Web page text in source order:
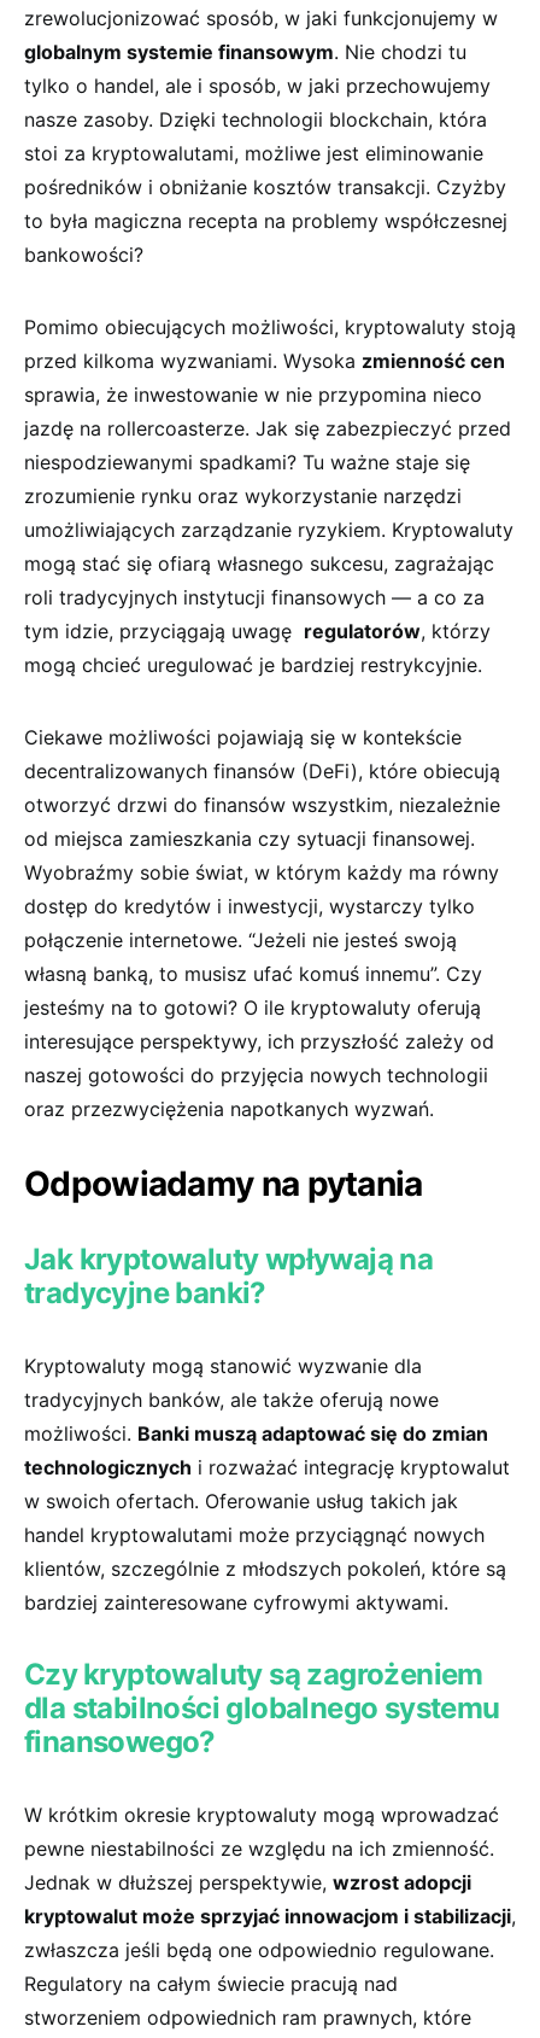
zrewolucjonizować sposób, w jaki funkcjonujemy w
globalnym systemie finansowym. Nie chodzi tu
tylko‌ o handel, ale i sposób, w jaki przechowujemy
nasze ⁤zasoby. Dzięki technologii ​blockchain, która
stoi za kryptowalutami, możliwe jest eliminowanie
pośredników i obniżanie kosztów transakcji.‌ Czyżby
to była magiczna recepta na problemy współczesnej
bankowości?
Pomimo obiecujących możliwości, kryptowaluty stoją
przed kilkoma wyzwaniami. Wysoka zmienność cen
sprawia, że​ inwestowanie w nie przypomina nieco⁤
jazdę na rollercoasterze. Jak się zabezpieczyć przed
niespodziewanymi spadkami? Tu ważne staje się
zrozumienie rynku oraz wykorzystanie narzędzi
umożliwiających zarządzanie ryzykiem. Kryptowaluty
​mogą ‍stać się ofiarą własnego sukcesu, zagrażając
roli tradycyjnych instytucji finansowych — a co za
tym idzie, przyciągają uwagę ⁤ regulatorów, ⁣którzy
mogą chcieć uregulować ⁣je bardziej restrykcyjnie.
Ciekawe możliwości pojawiają się w kontekście
decentralizowanych finansów (DeFi), które obiecują
otworzyć drzwi ‌do finansów wszystkim, niezależnie
od miejsca zamieszkania czy sytuacji finansowej.
Wyobraźmy sobie świat, w ⁢którym każdy ma równy
dostęp do⁣ kredytów‍ i inwestycji, wystarczy tylko
połączenie internetowe. “Jeżeli nie ‌jesteś swoją
własną banką, ‍to musisz ufać komuś innemu”. Czy
jesteśmy na to gotowi? O​ ile kryptowaluty oferują
interesujące⁢ perspektywy,‌ ich przyszłość zależy od
naszej gotowości do przyjęcia nowych technologii
oraz przezwyciężenia napotkanych wyzwań.
Odpowiadamy na pytania
Jak kryptowaluty wpływają na
tradycyjne banki?
Kryptowaluty mogą stanowić wyzwanie ​dla
tradycyjnych banków, ale także oferują‍ nowe⁣
możliwości. Banki muszą adaptować się do zmian
technologicznych i rozważać integrację kryptowalut
w swoich‌ ofertach. Oferowanie usług takich jak
handel ‍kryptowalutami może przyciągnąć nowych
klientów, szczególnie ⁢z młodszych pokoleń, które są
bardziej zainteresowane cyfrowymi aktywami.
Czy ⁢kryptowaluty‌ są zagrożeniem
dla stabilności globalnego systemu
finansowego?
W krótkim okresie kryptowaluty mogą wprowadzać
pewne niestabilności ze ‍względu na ich zmienność.
Jednak w dłuższej perspektywie, wzrost adopcji
kryptowalut może sprzyjać innowacjom i stabilizacji,
zwłaszcza jeśli będą one odpowiednio regulowane.
Regulatory⁣ na całym świecie pracują nad
stworzeniem odpowiednich ram⁣ prawnych, które